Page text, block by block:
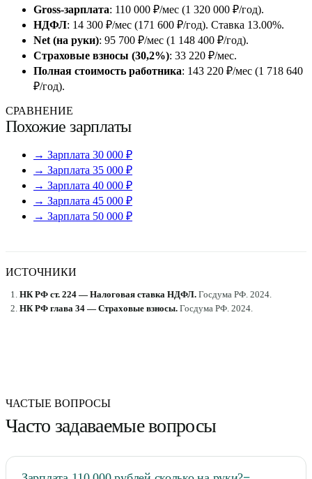
Gross-зарплата: 110 000 ₽/мес (1 320 000 ₽/год).
НДФЛ: 14 300 ₽/мес (171 600 ₽/год). Ставка 13.00%.
Net (на руки): 95 700 ₽/мес (1 148 400 ₽/год).
Страховые взносы (30,2%): 33 220 ₽/мес.
Полная стоимость работника: 143 220 ₽/мес (1 718 640
₽/год).
СРАВНЕНИЕ
Похожие зарплаты
→ Зарплата 30 000 ₽
→ Зарплата 35 000 ₽
→ Зарплата 40 000 ₽
→ Зарплата 45 000 ₽
→ Зарплата 50 000 ₽
ИСТОЧНИКИ
НК РФ ст. 224 — Налоговая ставка НДФЛ. Госдума РФ. 2024.
НК РФ глава 34 — Страховые взносы. Госдума РФ. 2024.
ЧАСТЫЕ ВОПРОСЫ
Часто задаваемые вопросы